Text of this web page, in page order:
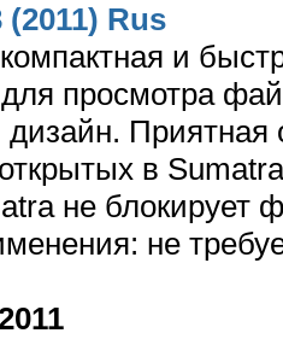
(2011) Rus
и
просмотра
в
не блокирует
не